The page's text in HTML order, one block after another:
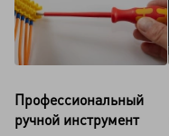
Профессиональный
ручной инструмент